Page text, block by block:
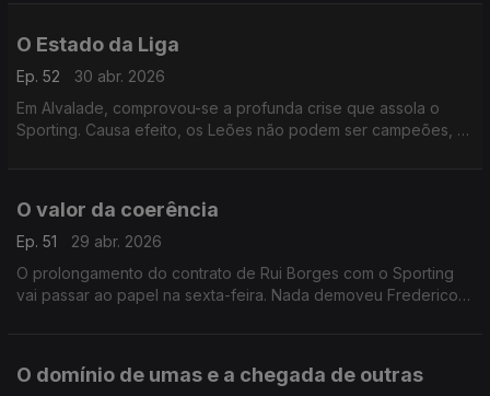
O Estado da Liga
Ep. 52
30 abr. 2026
Em Alvalade, comprovou-se a profunda crise que assola o
Sporting. Causa efeito, os Leões não podem ser campeões, o
O valor da coerência
Ep. 51
29 abr. 2026
O prolongamento do contrato de Rui Borges com o Sporting
vai passar ao papel na sexta-feira. Nada demoveu Frederico
O domínio de umas e a chegada de outras